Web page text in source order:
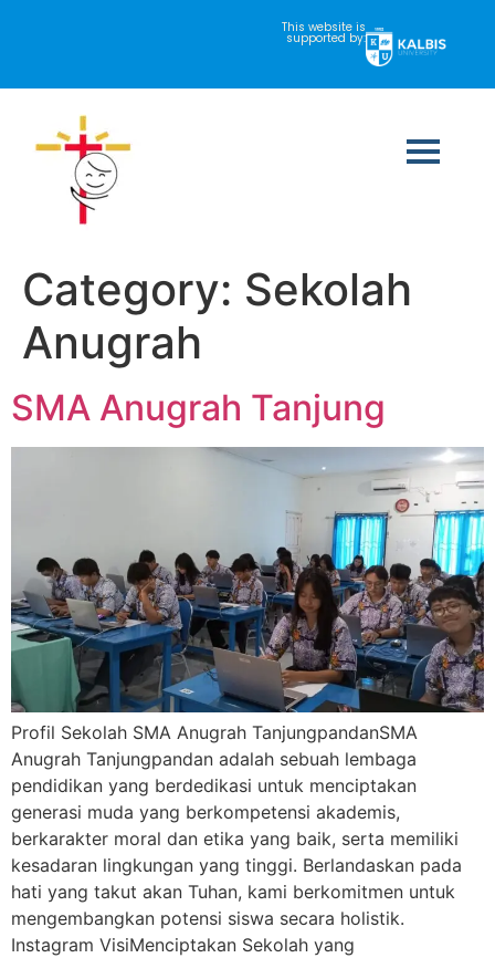
This website is
supported by:
Category: Sekolah
Anugrah
SMA Anugrah Tanjung
Profil Sekolah SMA Anugrah TanjungpandanSMA
Anugrah Tanjungpandan adalah sebuah lembaga
pendidikan yang berdedikasi untuk menciptakan
generasi muda yang berkompetensi akademis,
berkarakter moral dan etika yang baik, serta memiliki
kesadaran lingkungan yang tinggi. Berlandaskan pada
hati yang takut akan Tuhan, kami berkomitmen untuk
mengembangkan potensi siswa secara holistik.
Instagram VisiMenciptakan Sekolah yang